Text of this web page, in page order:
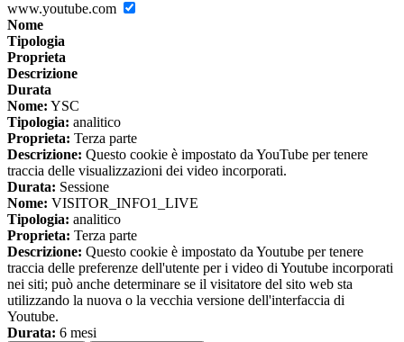
www.youtube.com
Nome
Tipologia
Proprieta
Descrizione
Durata
Nome: YSC
Tipologia: analitico
Proprieta: Terza parte
Descrizione: Questo cookie è impostato da YouTube per tenere
traccia delle visualizzazioni dei video incorporati.
Durata: Sessione
Nome: VISITOR_INFO1_LIVE
Tipologia: analitico
Proprieta: Terza parte
Descrizione: Questo cookie è impostato da Youtube per tenere
traccia delle preferenze dell'utente per i video di Youtube incorporati
nei siti; può anche determinare se il visitatore del sito web sta
utilizzando la nuova o la vecchia versione dell'interfaccia di
Youtube.
Durata: 6 mesi